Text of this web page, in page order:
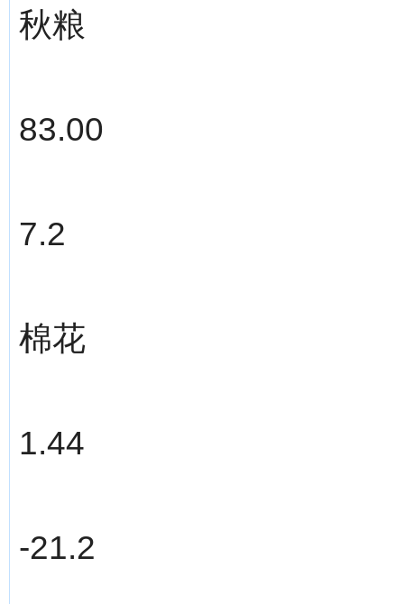
秋粮
83.00
7.2
棉花
1.44
-21.2